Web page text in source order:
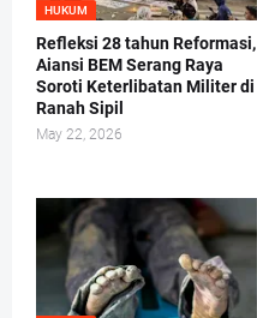
HUKUM
Refleksi 28 tahun Reformasi,
Aiansi BEM Serang Raya
Soroti Keterlibatan Militer di
Ranah Sipil
May 22, 2026